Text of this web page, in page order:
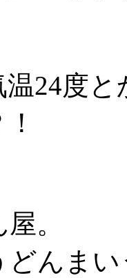
24度
。
どんまい